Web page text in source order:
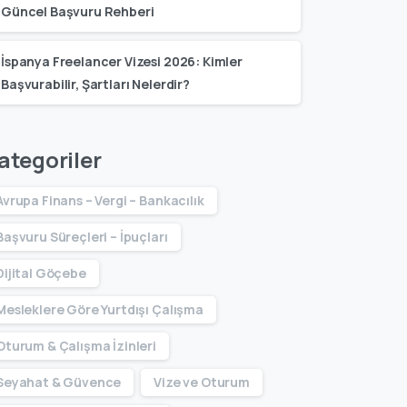
Güncel Başvuru Rehberi
İspanya Freelancer Vizesi 2026: Kimler
Başvurabilir, Şartları Nelerdir?
Finans – Vergi – Bankacılık
Süreçleri – İpuçları
Göçebe
Göre Yurtdışı Çalışma
& Çalışma İzinleri
& Güvence Vize ve Oturum